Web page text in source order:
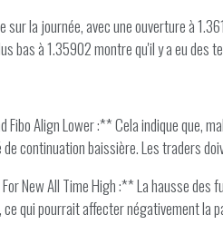
sur la journée, avec une ouverture à
bas à 1.35902 montre qu'il y a eu
Align Lower :** Cela indique que,
continuation baissière. Les traders
New All Time High :** La hausse
qui pourrait affecter négativement la